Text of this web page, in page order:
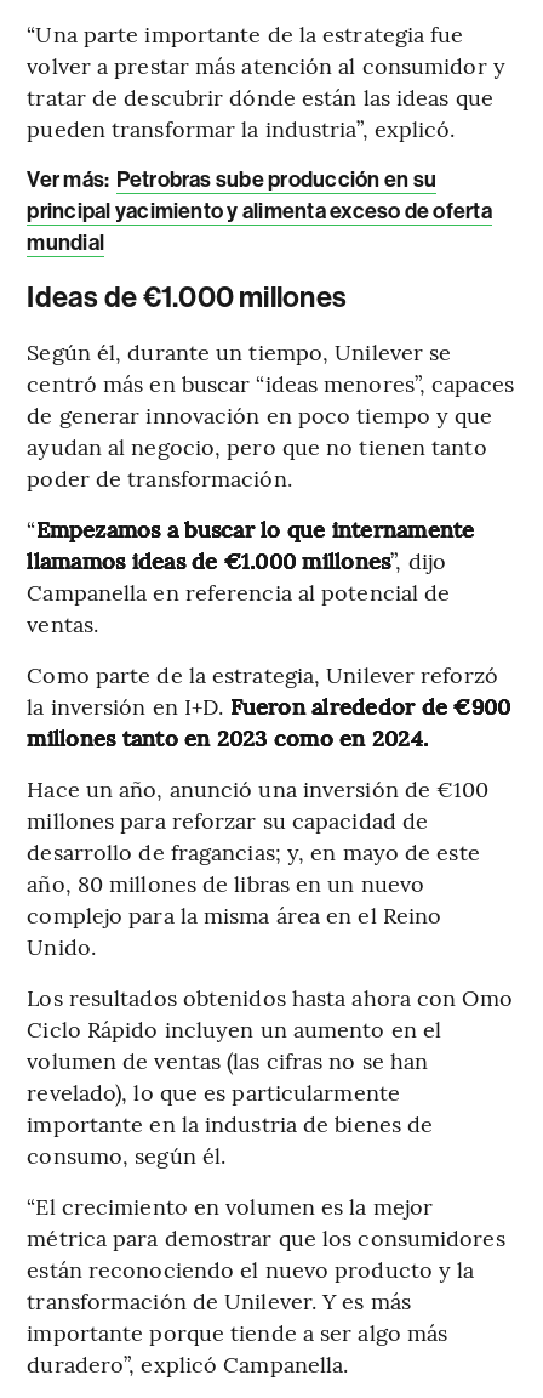
“Una parte importante de la estrategia fue
volver a prestar más atención al consumidor y
tratar de descubrir dónde están las ideas que
pueden transformar la industria”, explicó.
Ver más: Petrobras sube producción en su
principal yacimiento y alimenta exceso de oferta
mundial
Ideas de €1.000 millones
Según él, durante un tiempo, Unilever se
centró más en buscar “ideas menores”, capaces
de generar innovación en poco tiempo y que
ayudan al negocio, pero que no tienen tanto
poder de transformación.
“Empezamos a buscar lo que internamente
llamamos ideas de €1.000 millones”, dijo
Campanella en referencia al potencial de
ventas.
Como parte de la estrategia, Unilever reforzó
la inversión en I+D. Fueron alrededor de €900
millones tanto en 2023 como en 2024.
Hace un año, anunció una inversión de €100
millones para reforzar su capacidad de
desarrollo de fragancias; y, en mayo de este
año, 80 millones de libras en un nuevo
complejo para la misma área en el Reino
Unido.
Los resultados obtenidos hasta ahora con Omo
Ciclo Rápido incluyen un aumento en el
volumen de ventas (las cifras no se han
revelado), lo que es particularmente
importante en la industria de bienes de
consumo, según él.
“El crecimiento en volumen es la mejor
métrica para demostrar que los consumidores
están reconociendo el nuevo producto y la
transformación de Unilever. Y es más
importante porque tiende a ser algo más
duradero”, explicó Campanella.